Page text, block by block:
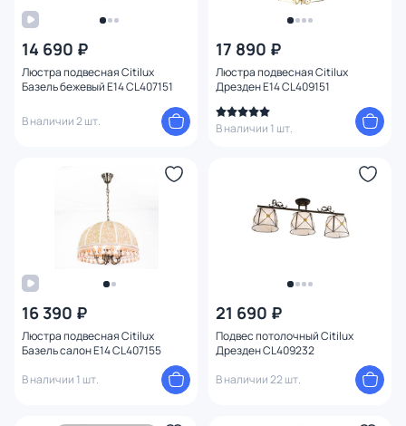
14 690 ₽
Люстра подвесная Citilux
Базель бежевый E14 CL407151
В наличии 2 шт.
17 890 ₽
Люстра подвесная Citilux
Дрезден E14 CL409151
В наличии 1 шт.
16 390 ₽
Люстра подвесная Citilux
Базель салон E14 CL407155
В наличии 1 шт.
21 690 ₽
Подвес потолочный Citilux
Дрезден CL409232
В наличии 22 шт.
Доставка
Цена
До
1
Страна
Материал плафона